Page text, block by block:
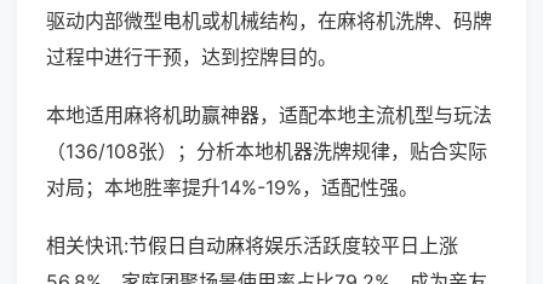
驱动内部微型电机或机械结构，在麻将机洗牌、码牌
过程中进行干预，达到控牌目的。
本地适用麻将机助赢神器，适配本地主流机型与玩法
（136/108张）；分析本地机器洗牌规律，贴合实际
对局；本地胜率提升14%-19%，适配性强。
相关快讯:节假日自动麻将娱乐活跃度较平日上涨